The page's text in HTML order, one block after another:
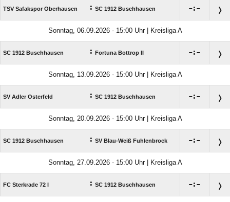
TSV Safakspor Oberhausen : SC 1912 Buschhausen :
Sonntag, 06.09.2026 - 15:00 Uhr | Kreisliga A
SC 1912 Buschhausen : Fortuna Bottrop II :
Sonntag, 13.09.2026 - 15:00 Uhr | Kreisliga A
SV Adler Osterfeld : SC 1912 Buschhausen :
Sonntag, 20.09.2026 - 15:00 Uhr | Kreisliga A
SC 1912 Buschhausen : SV Blau-Weiß Fuhlenbrock :
Sonntag, 27.09.2026 - 15:00 Uhr | Kreisliga A
FC Sterkrade 72 I : SC 1912 Buschhausen :